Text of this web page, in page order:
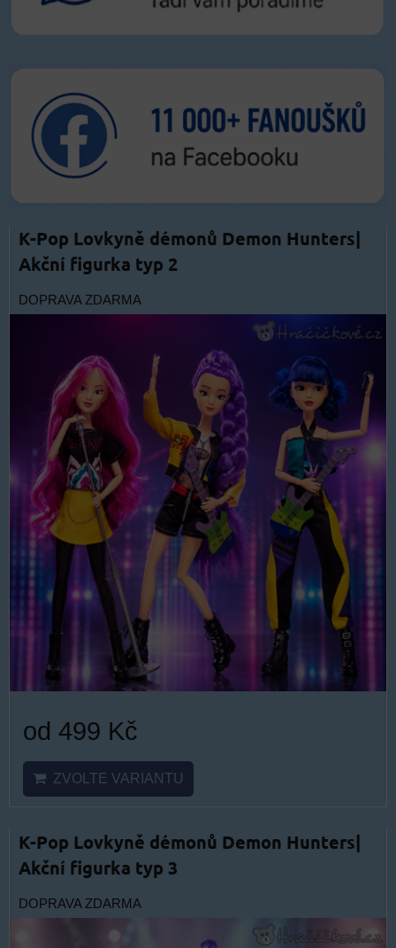
K-Pop Lovkyně démonů Demon Hunters|
Akční figurka typ 2
DOPRAVA ZDARMA
od 499 Kč
ZVOLTE VARIANTU
K-Pop Lovkyně démonů Demon Hunters|
Akční figurka typ 3
DOPRAVA ZDARMA